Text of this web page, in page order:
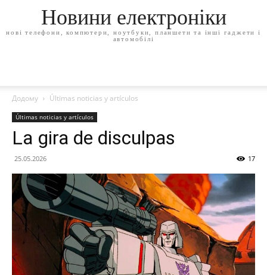
Новини електроніки
нові телефони, компютери, ноутбуки, планшети та інші гаджети і
автомобілі
Додому Últimas noticias y artículos
Últimas noticias y artículos
La gira de disculpas
25.05.2026 17